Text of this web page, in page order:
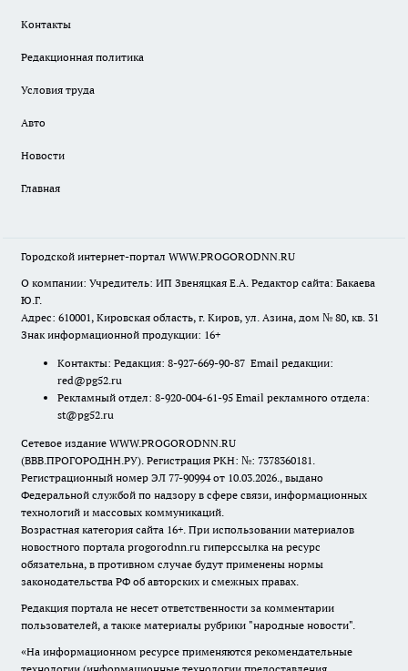
Контакты
Редакционная политика
Условия труда
Авто
Новости
Главная
Городской интернет-портал WWW.PROGORODNN.RU
О компании: Учредитель: ИП Звеняцкая Е.А. Редактор сайта: Бакаева
Ю.Г.
Адрес: 610001, Кировская область, г. Киров, ул. Азина, дом № 80, кв. 31
Знак информационной продукции: 16+
Контакты: Редакция: 8-927-669-90-87 Email редакции:
red@pg52.ru
Рекламный отдел: 8-920-004-61-95 Email рекламного отдела:
st@pg52.ru
Сетевое издание WWW.PROGORODNN.RU
(ВВВ.ПРОГОРОДНН.РУ). Регистрация РКН: №: 7378360181.
Регистрационный номер ЭЛ 77-90994 от 10.03.2026., выдано
Федеральной службой по надзору в сфере связи, информационных
технологий и массовых коммуникаций.
Возрастная категория сайта 16+. При использовании материалов
новостного портала progorodnn.ru гиперссылка на ресурс
обязательна, в противном случае будут применены нормы
законодательства РФ об авторских и смежных правах.
Редакция портала не несет ответственности за комментарии
пользователей, а также материалы рубрики "народные новости".
«На информационном ресурсе применяются рекомендательные